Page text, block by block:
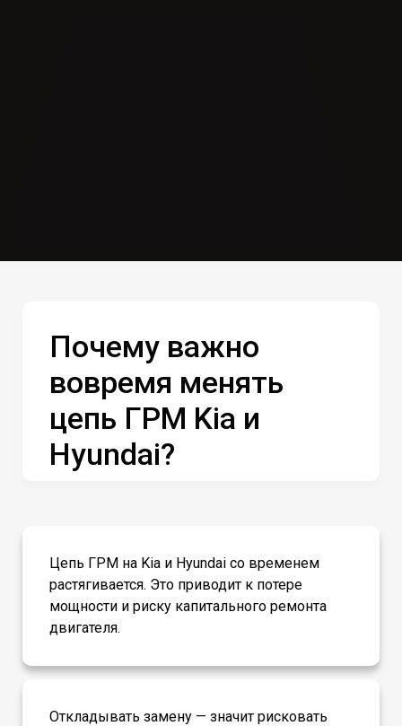
Почему важно
вовремя менять
цепь ГРМ Kia и
Hyundai?
Цепь ГРМ на Kia и Hyundai со временем
растягивается. Это приводит к потере
мощности и риску капитального ремонта
двигателя.
Откладывать замену — значит рисковать